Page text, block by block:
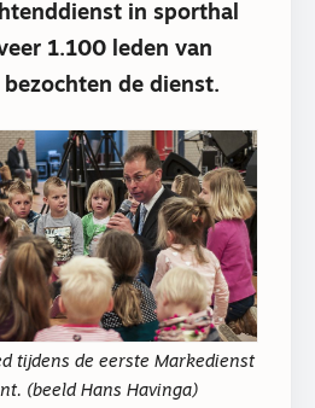
in sporthal
1.100 leden van
de dienst.
tijdens de eerste Markedienst
(beeld Hans Havinga)